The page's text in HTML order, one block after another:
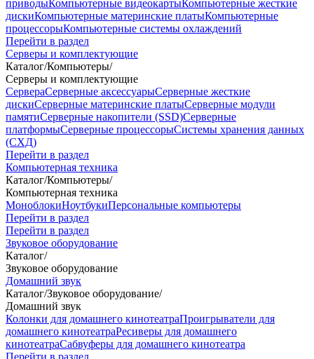
приводыКомпьютерные видеокартыКомпьютерные жесткие
дискиКомпьютерные материнские платыКомпьютерные
процессорыКомпьютерные системы охлаждений
Перейти в раздел
Серверы и комплектующие
Каталог/Компьютеры/
Серверы и комплектующие
СервераСерверные аксессуарыСерверные жесткие
дискиСерверные материнские платыСерверные модули
памятиСерверные накопители (SSD)Серверные
платформыСерверные процессорыСистемы хранения данных
(СХД)
Перейти в раздел
Компьютерная техника
Каталог/Компьютеры/
Компьютерная техника
МоноблокиНоутбукиПерсональные компьютеры
Перейти в раздел
Перейти в раздел
Звуковое оборудование
Каталог/
Звуковое оборудование
Домашний звук
Каталог/Звуковое оборудование/
Домашний звук
Колонки для домашнего кинотеатраПроигрыватели для
домашнего кинотеатраРесиверы для домашнего
кинотеатраСабвуферы для домашнего кинотеатра
Перейти в раздел